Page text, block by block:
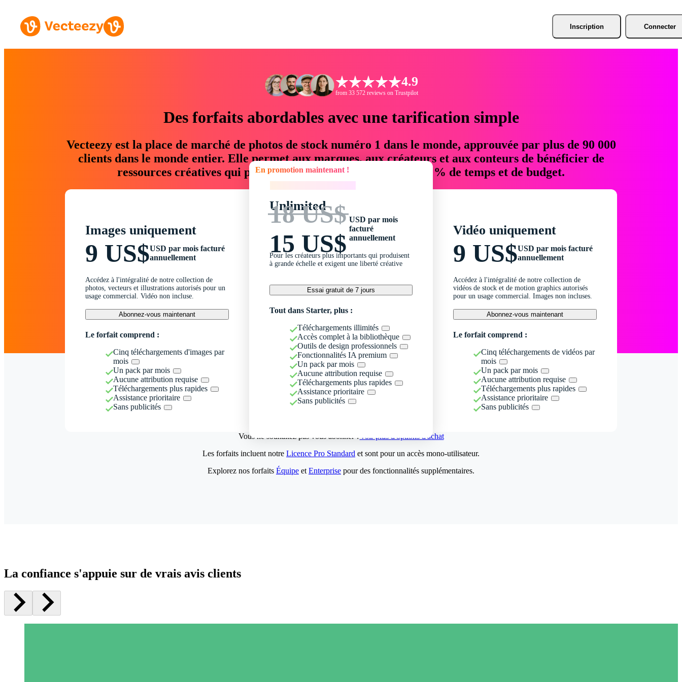
Inscription Connecter
4.9
from 33 572 reviews on Trustpilot
Des forfaits abordables avec une tarification simple
Vecteezy est la place de marché de photos de stock numéro 1 dans le monde, approuvée par plus de 90 000
clients dans le monde entier. Elle permet aux marques, aux créateurs et aux conteurs de bénéficier de
ressources créatives qui permettent d'économiser jusqu'à 76 % de temps et de budget.
Images uniquement
9 US$USD par mois facturé
annuellement
Accédez à l'intégralité de notre collection de
photos, vecteurs et illustrations autorisés pour un
usage commercial. Vidéo non incluse.
Abonnez-vous maintenant
Le forfait comprend :
Cinq téléchargements d'images par
mois
Un pack par mois
Aucune attribution requise
Téléchargements plus rapides
Assistance prioritaire
Sans publicités
En promotion maintenant !
Unlimited
18 US$
15 US$
USD par mois
facturé
annuellement
Pour les créateurs plus importants qui produisent
à grande échelle et exigent une liberté créative
Essai gratuit de 7 jours
Tout dans Starter, plus :
Téléchargements illimités
Accès complet à la bibliothèque
Outils de design professionnels
Fonctionnalités IA premium
Un pack par mois
Aucune attribution requise
Téléchargements plus rapides
Assistance prioritaire
Sans publicités
Vidéo uniquement
9 US$USD par mois facturé
annuellement
Accédez à l'intégralité de notre collection de
vidéos de stock et de motion graphics autorisés
pour un usage commercial. Images non incluses.
Abonnez-vous maintenant
Le forfait comprend :
Cinq téléchargements de vidéos par
mois
Un pack par mois
Aucune attribution requise
Téléchargements plus rapides
Assistance prioritaire
Sans publicités
Vous ne souhaitez pas vous abonner ?Voir plus d'options d'achat
Les forfaits incluent notre Licence Pro Standard et sont pour un accès mono-utilisateur.
Explorez nos forfaits Équipe et Enterprise pour des fonctionnalités supplémentaires.
La confiance s'appuie sur de vrais avis clients